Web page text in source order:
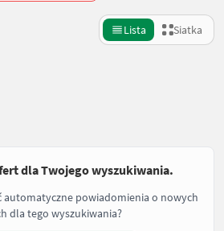
Lista Siatka
dla Twojego wyszukiwania.
automatyczne powiadomienia o nowych
dla tego wyszukiwania?